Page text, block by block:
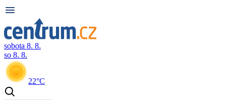
sobota 8. 8.
so 8. 8.
22°C